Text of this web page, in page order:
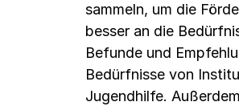
sammeln, um die
besser an die
Befunde und
Bedürfnisse von
Jugendhilfe.